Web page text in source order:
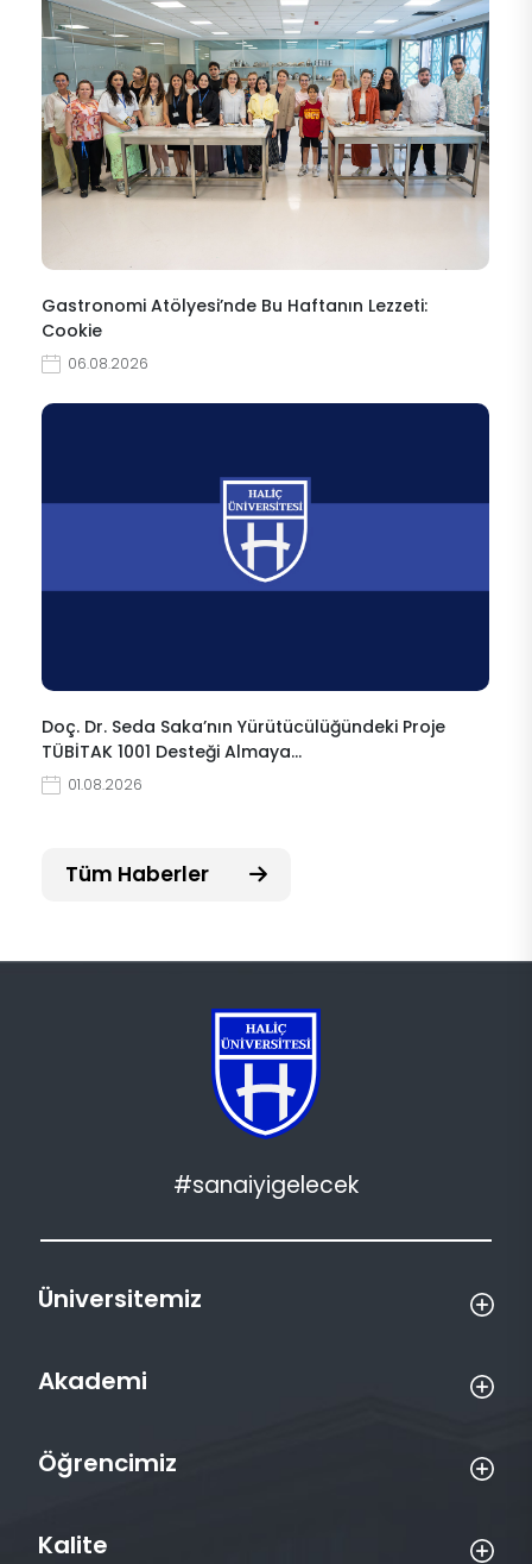
Gastronomi Atölyesi’nde Bu Haftanın Lezzeti:
Cookie
06.08.2026
Doç. Dr. Seda Saka’nın Yürütücülüğündeki Proje
TÜBİTAK 1001 Desteği Almaya…
01.08.2026
Tüm Haberler
#sanaiyigelecek
Üniversitemiz
Akademi
Öğrencimiz
Kalite